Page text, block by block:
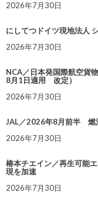
2026年7月30日
にしてつドイツ現地法人
2026年7月30日
NCA／日本発国際航空貨
8月1日適用 改定）
2026年7月30日
JAL／2026年8月前半 燃
2026年7月30日
椿本チエイン／再生可能
現を加速
2026年7月30日